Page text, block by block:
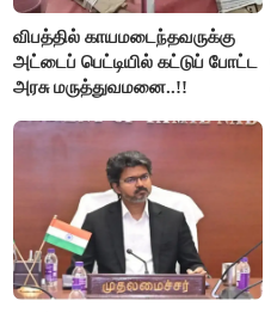
விபத்தில் காயமடைந்தவருக்கு
அட்டைப் பெட்டியில் கட்டுப் போட்ட
அரசு மருத்துவமனை..!!